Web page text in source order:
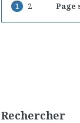
1 2 Page
Rechercher